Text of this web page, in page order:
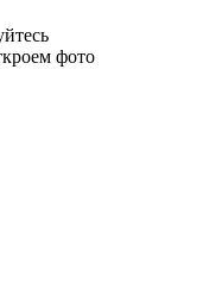
фото